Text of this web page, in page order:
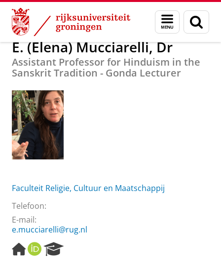
Skip
Content
Skip
Navigation
Menu
en
zoeken
Over ons E. (Elena) Mucciarelli, Dr
E. (Elena) Mucciarelli, Dr
Assistant Professor for Hinduism in the
Sanskrit Tradition - Gonda Lecturer
Faculteit Religie, Cultuur en Maatschappij
Telefoon:
E-mail:
e.mucciarelli@rug.nl
H
o
O
R